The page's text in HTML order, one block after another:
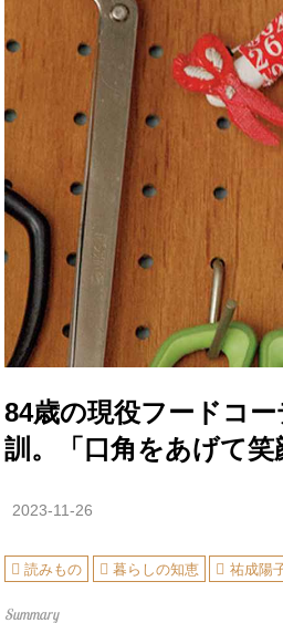
84歳の現役フードコ
訓。「口角をあげて笑
2023-11-26
読みもの 暮らしの知恵 祐成陽